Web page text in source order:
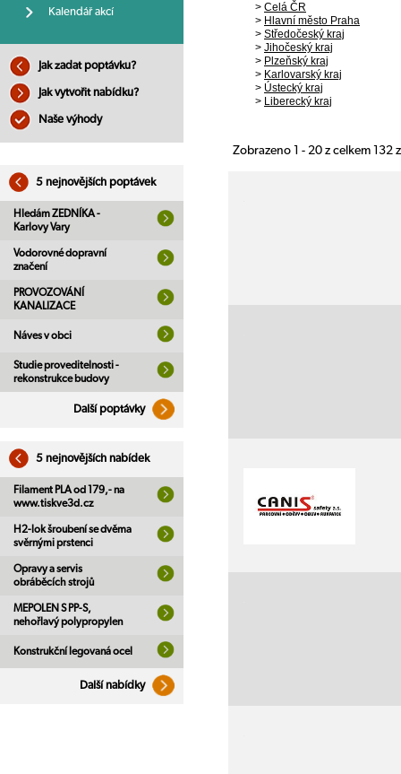
Kalendář akcí
Jak zadat poptávku?
Jak vytvořit nabídku?
Naše výhody
5 nejnovějších poptávek
Hledám ZEDNÍKA -
Karlovy Vary
Vodorovné dopravní
značení
PROVOZOVÁNÍ
KANALIZACE
Náves v obci
Studie proveditelnosti -
rekonstrukce budovy
Další poptávky
5 nejnovějších nabídek
Filament PLA od 179,- na
www.tiskve3d.cz
H2-lok šroubení se dvěma
svěrnými prstenci
Opravy a servis
obráběcích strojů
MEPOLEN S PP-S,
nehořlavý polypropylen
Konstrukční legovaná ocel
Další nabídky
> Celá ČR
> Hlavní město Praha
> Středočeský kraj
> Jihočeský kraj
> Plzeňský kraj
> Karlovarský kraj
> Ústecký kraj
> Liberecký kraj
Zobrazeno 1 - 20 z celkem 132